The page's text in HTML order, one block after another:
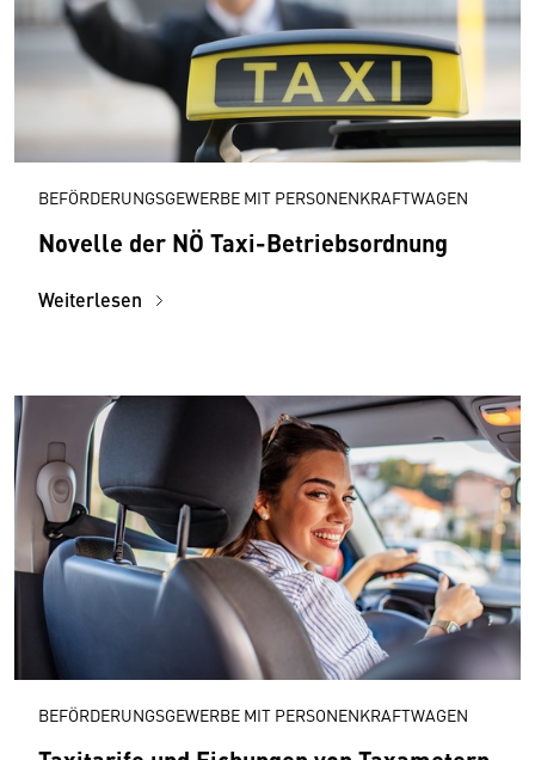
BEFÖRDERUNGSGEWERBE MIT PERSONENKRAFTWAGEN
Novelle der NÖ Taxi-Betriebsordnung
Weiterlesen
BEFÖRDERUNGSGEWERBE MIT PERSONENKRAFTWAGEN